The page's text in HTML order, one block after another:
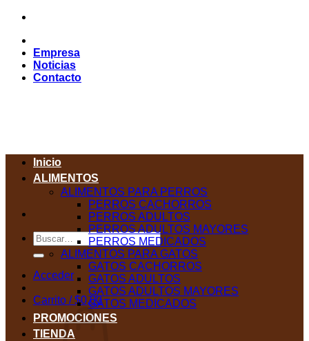
Saltar
contenido
Empresa
Noticias
Contacto
Buscar
por:
Acceder
Carrito /$0,00
Inicio
ALIMENTOS
ALIMENTOS PARA PERROS
PERROS CACHORROS
PERROS ADULTOS
PERROS ADULTOS MAYORES
PERROS MEDICADOS
ALIMENTOS PARA GATOS
GATOS CACHORROS
GATOS ADULTOS
GATOS ADULTOS MAYORES
GATOS MEDICADOS
PROMOCIONES
TIENDA